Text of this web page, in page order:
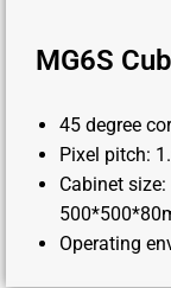
MG6S
45 degree
Pixel pitch:
Cabinet
Operating